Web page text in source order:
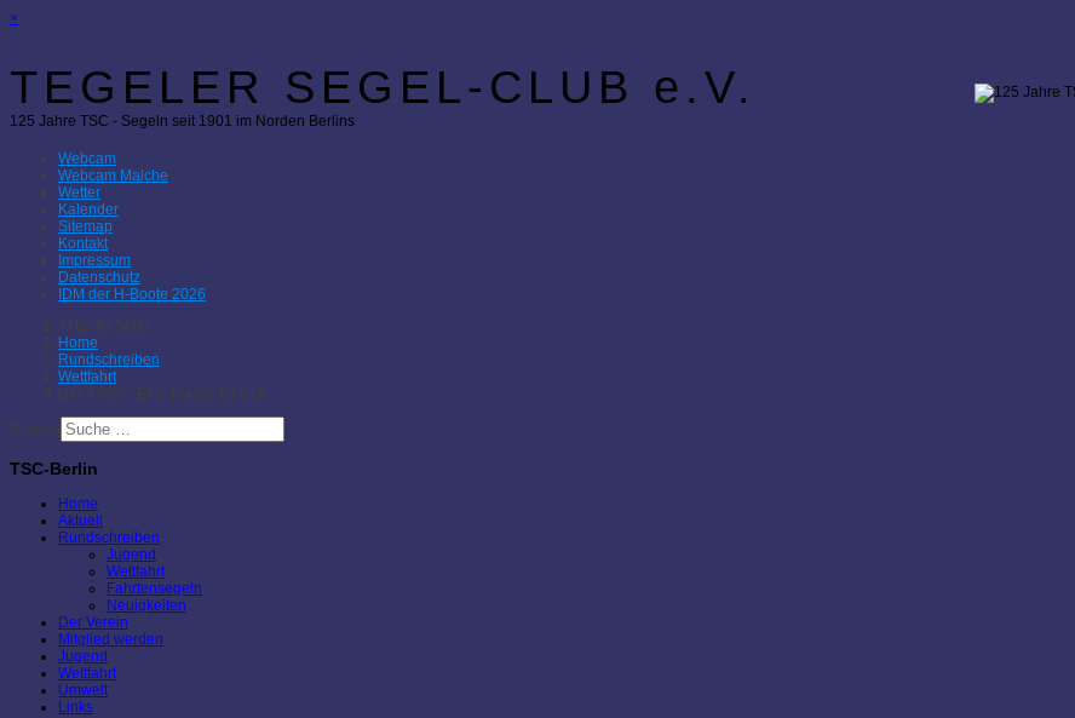
×
TEGELER SEGEL-CLUB e.V.
125 Jahre TSC - Segeln seit 1901 im Norden Berlins
Webcam
Webcam Malche
Wetter
Kalender
Sitemap
Kontakt
Impressum
Datenschutz
IDM der H-Boote 2026
Aktuelle Seite:
Home
Rundschreiben
Wettfahrt
Der 470er - Eine Klasse für sich
Suchen
TSC-Berlin
Home
Aktuell
Rundschreiben
Jugend
Wettfahrt
Fahrtensegeln
Neuigkeiten
Der Verein
Mitglied werden
Jugend
Wettfahrt
Umwelt
Links